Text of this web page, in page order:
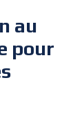
au
pour